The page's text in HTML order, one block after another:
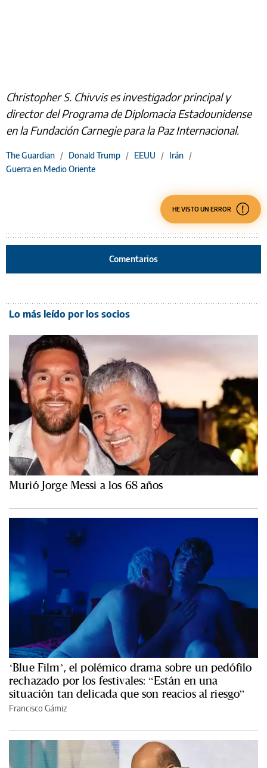
Christopher S. Chivvis es investigador principal y
director del Programa de Diplomacia Estadounidense
en la Fundación Carnegie para la Paz Internacional.
The Guardian / Donald Trump / EEUU / Irán /
Guerra en Medio Oriente
HE VISTO UN ERROR
Comentarios
Lo más leído por los socios
Murió Jorge Messi a los 68 años
‘Blue Film’, el polémico drama sobre un pedófilo
rechazado por los festivales: “Están en una
situación tan delicada que son reacios al riesgo”
Francisco Gámiz